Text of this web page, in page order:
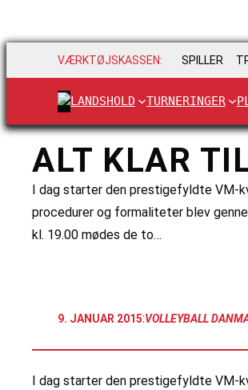
VÆRKTØJSKASSEN: SPILLER
LANDSHOLD TURNERINGER
ALT KLAR
I dag starter den prestigefyldte VM-
procedurer og formaliteter blev
kl. 19.00 mødes de to…
9. JANUAR 2015:VOLLEYBALL
I dag starter den prestigefyldte VM-